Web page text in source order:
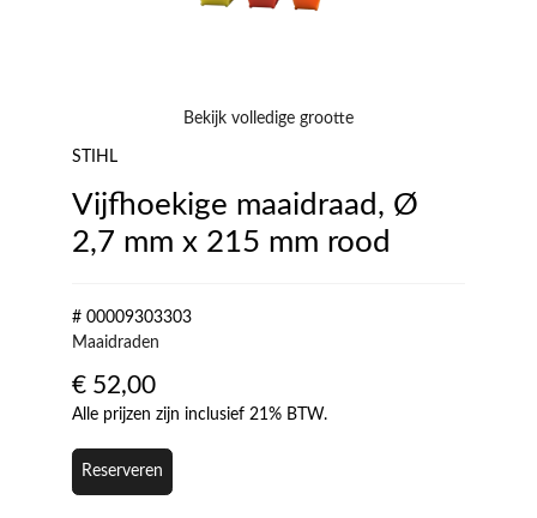
Bekijk volledige grootte
STIHL
Vijfhoekige maaidraad, Ø
2,7 mm x 215 mm rood
# 00009303303
Maaidraden
€ 52,00
Alle prijzen zijn inclusief 21% BTW.
Reserveren